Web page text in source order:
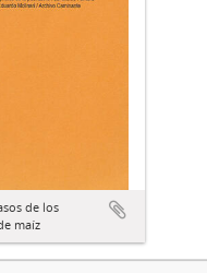
de los
maíz